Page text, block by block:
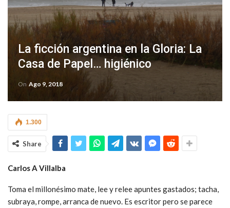
La ficción argentina en la Gloria: La
Casa de Papel… higiénico
On Ago 9, 2018
1.300
Share
Carlos A Villalba
Toma el millonésimo mate, lee y relee apuntes gastados; tacha,
subraya, rompe, arranca de nuevo. Es escritor pero se parece